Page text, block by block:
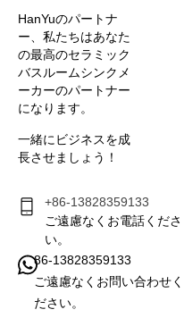
HanYuのパートナ
ー、私たちはあなた
の最高のセラミック
バスルームシンクメ
ーカーのパートナー
になります。
一緒にビジネスを成
長させましょう！
+86-13828359133
ご遠慮なくお電話くださ
い。
86-13828359133
ご遠慮なくお問い合わせく
ださい。